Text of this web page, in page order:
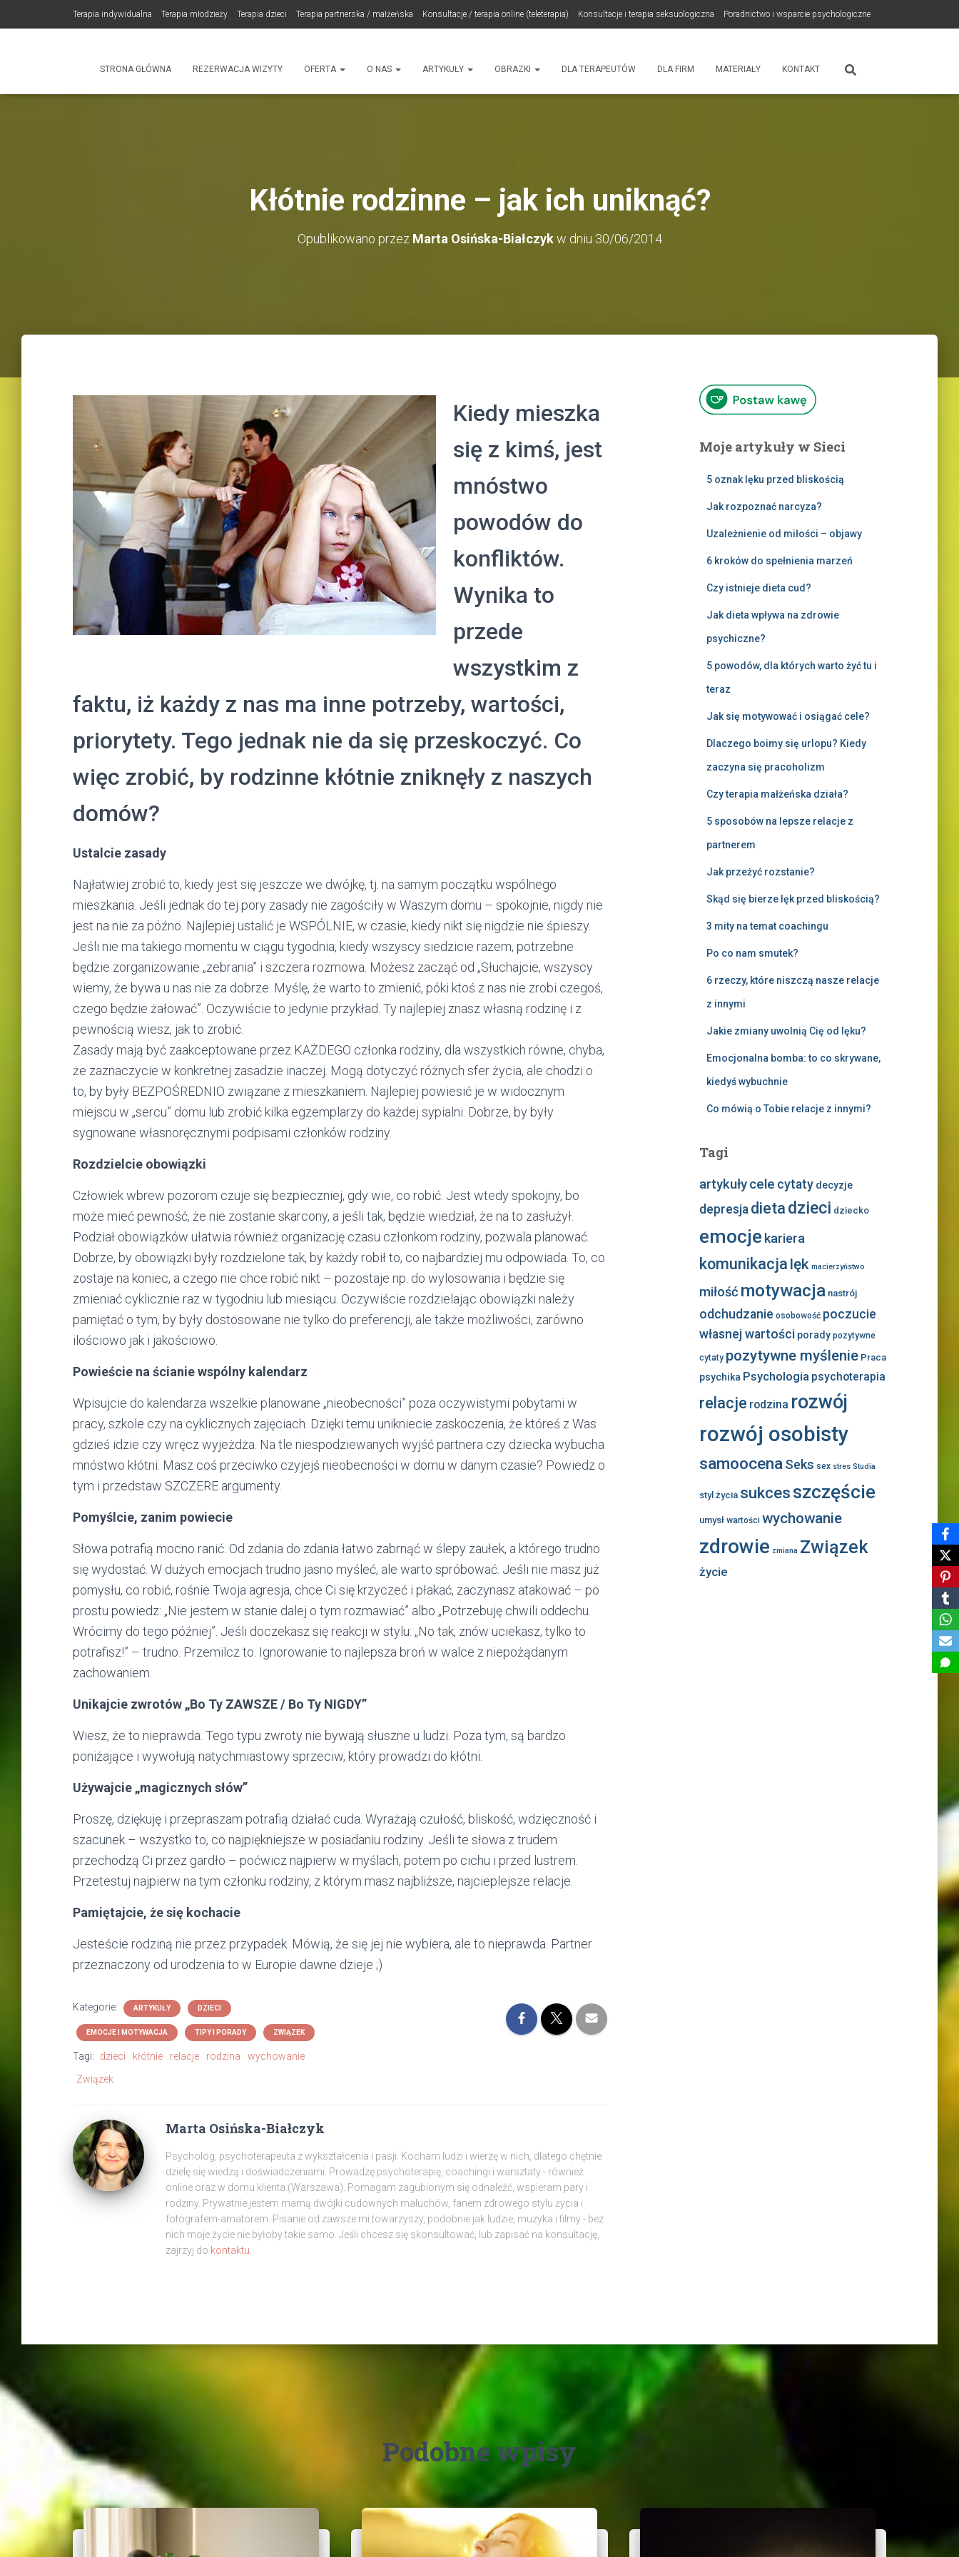
Terapia indywidualna Terapia młodzieży Terapia dzieci Terapia partnerska / małżeńska Konsultacje / terapia online (teleterapia) Konsultacje i terapia seksuologiczna Poradnictwo i wsparcie psychologiczne
ProduktySTRONA GŁÓWNA REZERWACJA WIZYTY OFERTA O NAS ARTYKUŁY OBRAZKI DLA TERAPEUTÓW DLA FIRM MATERIAŁY KONTAKT
Kłótnie rodzinne – jak ich uniknąć?
Opublikowano przez Marta Osińska-Białczykw dniu 30/06/2014
Kiedy mieszka
się z kimś, jest
mnóstwo
powodów do
konfliktów.
Wynika to
przede
wszystkim z
faktu, iż każdy z nas ma inne potrzeby, wartości,
priorytety. Tego jednak nie da się przeskoczyć. Co
więc zrobić, by rodzinne kłótnie zniknęły z naszych
domów?
Ustalcie zasady
Najłatwiej zrobić to, kiedy jest się jeszcze we dwójkę, tj. na samym początku wspólnego
mieszkania. Jeśli jednak do tej pory zasady nie zagościły w Waszym domu – spokojnie, nigdy nie
jest na nie za późno. Najlepiej ustalić je WSPÓLNIE, w czasie, kiedy nikt się nigdzie nie śpieszy.
Jeśli nie ma takiego momentu w ciągu tygodnia, kiedy wszyscy siedzicie razem, potrzebne
będzie zorganizowanie „zebrania” i szczera rozmowa. Możesz zacząć od „Słuchajcie, wszyscy
wiemy, że bywa u nas nie za dobrze. Myślę, że warto to zmienić, póki ktoś z nas nie zrobi czegoś,
czego będzie żałować”. Oczywiście to jedynie przykład. Ty najlepiej znasz własną rodzinę i z
pewnością wiesz, jak to zrobić.
Zasady mają być zaakceptowane przez KAŻDEGO członka rodziny, dla wszystkich równe, chyba,
że zaznaczycie w konkretnej zasadzie inaczej. Mogą dotyczyć różnych sfer życia, ale chodzi o
to, by były BEZPOŚREDNIO związane z mieszkaniem. Najlepiej powiesić je w widocznym
miejscu w „sercu” domu lub zrobić kilka egzemplarzy do każdej sypialni. Dobrze, by były
sygnowane własnoręcznymi podpisami członków rodziny.
Rozdzielcie obowiązki
Człowiek wbrew pozorom czuje się bezpieczniej, gdy wie, co robić. Jest wtedy spokojny, bo
może mieć pewność, że nie zostanie skarcony, a jeśli tak, będzie wiedział, że na to zasłużył.
Podział obowiązków ułatwia również organizację czasu członkom rodziny, pozwala planować.
Dobrze, by obowiązki były rozdzielone tak, by każdy robił to, co najbardziej mu odpowiada. To, co
zostaje na koniec, a czego nie chce robić nikt – pozostaje np. do wylosowania i będzie się
zmieniać cyklicznie raz w tygodniu lub miesiącu. Oczywiście rozdzielając obowiązki należy
pamiętać o tym, by były dostosowane nie tylko do preferencji, ale także możliwości, zarówno
ilościowo jak i jakościowo.
Powieście na ścianie wspólny kalendarz
Wpisujcie do kalendarza wszelkie planowane „nieobecności” poza oczywistymi pobytami w
pracy, szkole czy na cyklicznych zajęciach. Dzięki temu unikniecie zaskoczenia, że któreś z Was
gdzieś idzie czy wręcz wyjeżdża. Na tle niespodziewanych wyjść partnera czy dziecka wybucha
mnóstwo kłótni. Masz coś przeciwko czyjejś nieobecności w domu w danym czasie? Powiedz o
tym i przedstaw SZCZERE argumenty.
Pomyślcie, zanim powiecie
Słowa potrafią mocno ranić. Od zdania do zdania łatwo zabrnąć w ślepy zaułek, a którego trudno
się wydostać. W dużych emocjach trudno jasno myśleć, ale warto spróbować. Jeśli nie masz już
pomysłu, co robić, rośnie Twoja agresja, chce Ci się krzyczeć i płakać, zaczynasz atakować – po
prostu powiedz: „Nie jestem w stanie dalej o tym rozmawiać” albo „Potrzebuję chwili oddechu.
Wrócimy do tego później”. Jeśli doczekasz się reakcji w stylu: „No tak, znów uciekasz, tylko to
potrafisz!” – trudno. Przemilcz to. Ignorowanie to najlepsza broń w walce z niepożądanym
zachowaniem.
Unikajcie zwrotów „Bo Ty ZAWSZE / Bo Ty NIGDY”
Wiesz, że to nieprawda. Tego typu zwroty nie bywają słuszne u ludzi. Poza tym, są bardzo
poniżające i wywołują natychmiastowy sprzeciw, który prowadzi do kłótni.
Używajcie „magicznych słów”
Proszę, dziękuję i przepraszam potrafią działać cuda. Wyrażają czułość, bliskość, wdzięczność i
szacunek – wszystko to, co najpiękniejsze w posiadaniu rodziny. Jeśli te słowa z trudem
przechodzą Ci przez gardło – poćwicz najpierw w myślach, potem po cichu i przed lustrem.
Przetestuj najpierw na tym członku rodziny, z którym masz najbliższe, najcieplejsze relacje.
Pamiętajcie, że się kochacie
Jesteście rodziną nie przez przypadek. Mówią, że się jej nie wybiera, ale to nieprawda. Partner
przeznaczony od urodzenia to w Europie dawne dzieje ;)
Kategorie: ARTYKUŁY DZIECI
EMOCJE I MOTYWACJA TIPY I PORADY ZWIĄZEK
Tagi: dzieci kłótnie relacje rodzina
wychowanie
Związek
Marta Osińska-Białczyk
Psycholog, psychoterapeuta z wykształcenia i pasji. Kocham ludzi i wierzę w nich, dlatego chętnie
dzielę się wiedzą i doświadczeniami. Prowadzę psychoterapię, coachingi i warsztaty - również
online oraz w domu klienta (Warszawa). Pomagam zagubionym się odnaleźć, wspieram pary i
rodziny. Prywatnie jestem mamą dwójki cudownych maluchów, fanem zdrowego stylu życia i
fotografem-amatorem. Pisanie od zawsze mi towarzyszy, podobnie jak ludzie, muzyka i filmy - bez
nich moje życie nie byłoby takie samo. Jeśli chcesz się skonsultować, lub zapisać na konsultację,
zajrzyj do kontaktu.
Moje artykuły w Sieci
5 oznak lęku przed bliskością
Jak rozpoznać narcyza?
Uzależnienie od miłości – objawy
6 kroków do spełnienia marzeń
Czy istnieje dieta cud?
Jak dieta wpływa na zdrowie
psychiczne?
5 powodów, dla których warto żyć tu i
teraz
Jak się motywować i osiągać cele?
Dlaczego boimy się urlopu? Kiedy
zaczyna się pracoholizm
Czy terapia małżeńska działa?
5 sposobów na lepsze relacje z
partnerem
Jak przeżyć rozstanie?
Skąd się bierze lęk przed bliskością?
3 mity na temat coachingu
Po co nam smutek?
6 rzeczy, które niszczą nasze relacje
z innymi
Jakie zmiany uwolnią Cię od lęku?
Emocjonalna bomba: to co skrywane,
kiedyś wybuchnie
Co mówią o Tobie relacje z innymi?
Tagi
artykuły cele cytaty decyzje
depresja dieta dzieci dziecko
emocje kariera
komunikacja lęk macierzyństwo
miłość motywacja nastrój
odchudzanie osobowość poczucie
własnej wartości porady pozytywne
cytaty pozytywne myślenie Praca
psychika Psychologia psychoterapia
relacje rodzina rozwój
rozwój osobisty
samoocena Seks sex stres Studia
styl życia sukcesszczęście
umysł wartości wychowanie
zdrowie zmiana Związek
życie
Podobne wpisy